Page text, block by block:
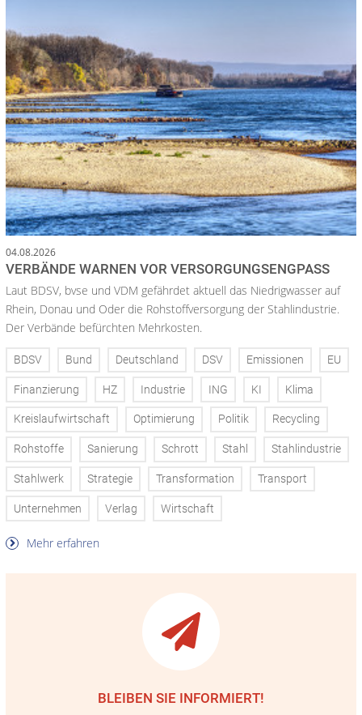
04.08.2026
VERBÄNDE WARNEN VOR VERSORGUNGSENGPASS
Laut BDSV, bvse und VDM gefährdet aktuell das Niedrigwasser auf
Rhein, Donau und Oder die Rohstoffversorgung der Stahlindustrie.
Der Verbände befürchten Mehrkosten.
BDSV Bund Deutschland DSV Emissionen EU
Finanzierung HZ Industrie ING KI Klima
Kreislaufwirtschaft Optimierung Politik Recycling
Rohstoffe Sanierung Schrott Stahl Stahlindustrie
Stahlwerk Strategie Transformation Transport
Unternehmen Verlag Wirtschaft
Mehr erfahren
BLEIBEN SIE INFORMIERT!